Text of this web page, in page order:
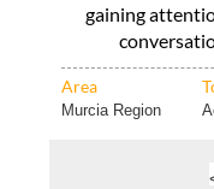
gaining
Area
Murcia Region